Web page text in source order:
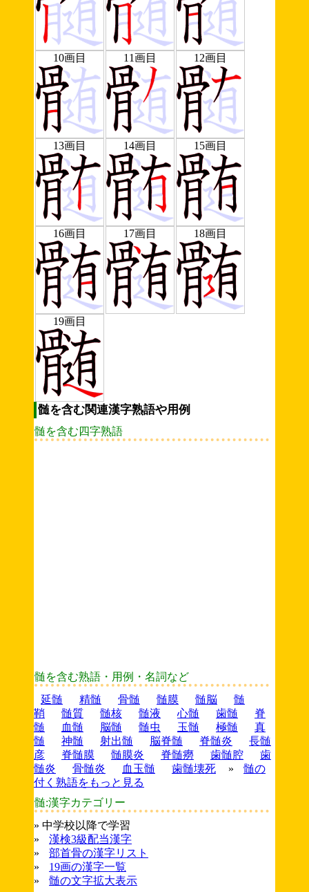
10画目 11画目 12画目
13画目 14画目 15画目
16画目 17画目 18画目
19画目
髄を含む関連漢字熟語や用例
髄を含む四字熟語
髄を含む熟語・用例・名詞など
延髄
精髄 骨髄 髄膜 髄脳
髄
鞘
髄質 髄核 髄液 心髄 歯髄
脊
髄
血髄 脳髄 髄虫 玉髄 極髄
真
髄
神髄 射出髄 脳脊髄 脊髄炎
長髄
彦
脊髄膜 髄膜炎 脊髄癆 歯髄腔
歯
髄炎
骨髄炎 血玉髄 歯髄壊死 »
髄の
付く熟語をもっと見る
髄:漢字カテゴリー
» 中学校以降で学習
»
漢検3級配当漢字
»
部首骨の漢字リスト
»
19画の漢字一覧
»
髄の文字拡大表示